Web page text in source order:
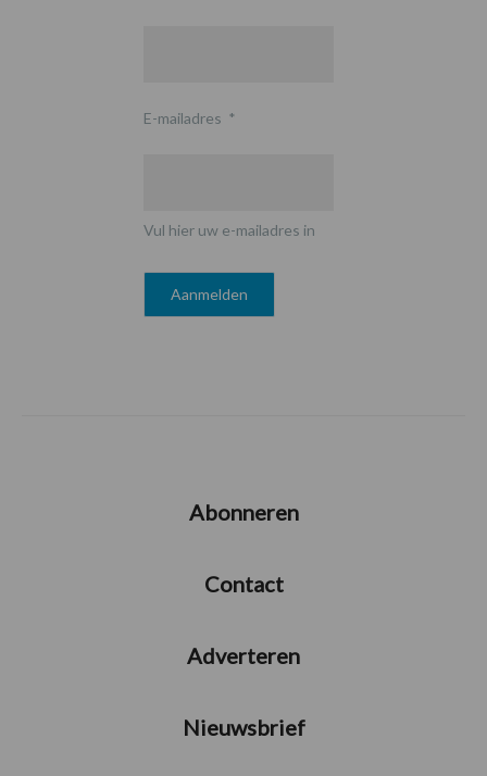
E-mailadres *
Vul hier uw e-mailadres in
Abonneren
Contact
Adverteren
Nieuwsbrief